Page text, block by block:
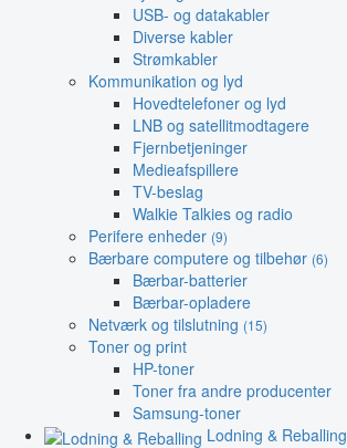
USB- og datakabler
Diverse kabler
Strømkabler
Kommunikation og lyd
Hovedtelefoner og lyd
LNB og satellitmodtagere
Fjernbetjeninger
Medieafspillere
TV-beslag
Walkie Talkies og radio
Perifere enheder (9)
Bærbare computere og tilbehør (6)
Bærbar-batterier
Bærbar-opladere
Netværk og tilslutning (15)
Toner og print
HP-toner
Toner fra andre producenter
Samsung-toner
Lodning & Reballing